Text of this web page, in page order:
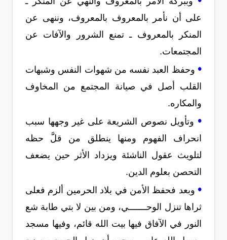
على أن نأمر بالمعروف بالمعروف، وننهى عن
المنكر بالمعروف ـ تمنع الشرور والآفات عن
المجتمعات.
• وحفظ العبد نفسه من شهوات النفس وشبهات
القلب أصل في صيانة المجتمع من المخاوف
والمكاره.
• وتأويل نصوص الشريعة على غير وجهها سبب
انحراف الفهوم ومنها ينطلق من قلَّ حظه
لتلويث عقول الناشئة ويزداد الأثر حين يضعف
التحصن بعلوم الدين.
• وبعد فحفظ الأمن في بلاد الحرمين ألزم فعلى
ثراها تنزل الوحـــــــي، ومن بين لا بتي طابة شع
النور في الآفاق فيها بيت الله قائم، وفيها مسجد